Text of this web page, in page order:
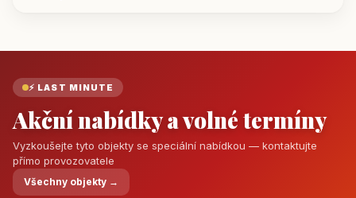
⚡ LAST MINUTE
Akční nabídky a volné termíny
Vyzkoušejte tyto objekty se speciální nabídkou — kontaktujte
přímo provozovatele
Všechny objekty →